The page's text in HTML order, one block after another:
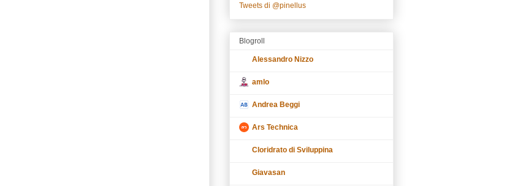
Tweets di @pinellus
Blogroll
Alessandro Nizzo
amlo
Andrea Beggi
Ars Technica
Cloridrato di Sviluppina
Giavasan